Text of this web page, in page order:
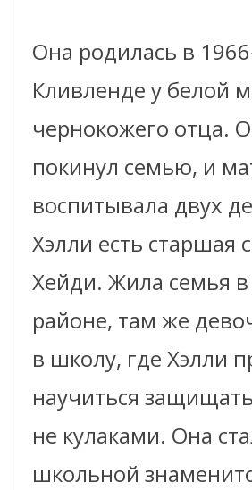
Она родилась в
Кливленде у белой
чернокожего отца.
покинул семью, и
воспитывала двух
Хэлли есть старшая
Хейди. Жила семья
районе, там же
в школу, где Хэлли
научиться
не кулаками. Она
школьной